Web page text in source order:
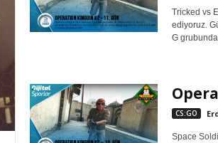
Tricked vs
ediyoruz.
G
CS:GO
Space